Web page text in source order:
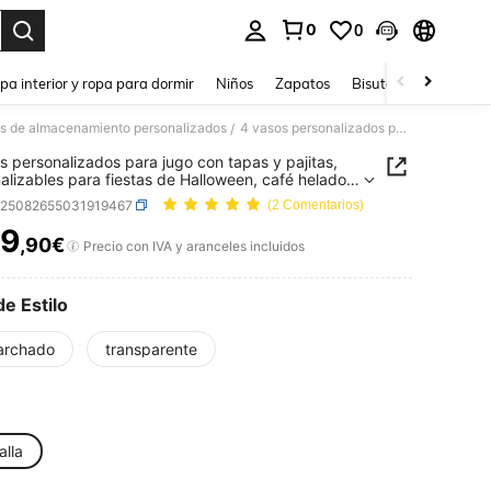
0 0
interior y ropa para dormir Niños Zapatos Bisutería Y
de almacenamiento personalizados / 4 vasos personalizados para jugo con tapas y pajitas, personalizables para fiestas de Halloween, café helado, aptos para viajes, almacenamiento de bebidas, jugos, batidos, también excelentes como regalos para bodas, Acción de Gracias, Navidad, Halloween, todas las estaciones
personalizados para jugo con tapas y pajitas,
para fiestas de Halloween, café helado,
viajes, almacenamiento de bebidas, jugos,
también excelentes como regalos para bodas,
de Gracias, Navidad, Halloween, todas las
(2 Comentarios)
AND AVAILABILITY
9,90€ Precio con IVA y aranceles incluidos
Estilo
transparente